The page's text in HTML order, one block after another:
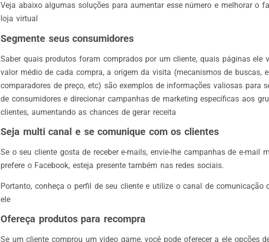
Veja abaixo algumas soluções para aumentar esse número e melhorar o
loja virtual
Segmente seus consumidores
Saber quais produtos foram comprados por um cliente, quais páginas ele
valor médio de cada compra, a origem da visita (mecanismos de buscas,
comparadores de preço, etc) são exemplos de informações valiosas para
de consumidores e direcionar campanhas de marketing específicas aos
clientes, aumentando as chances de gerar receita
Seja multi canal e se comunique com os clientes
Se o seu cliente gosta de receber e-mails, envie-lhe campanhas de e-mail
prefere o Facebook, esteja presente também nas redes sociais.
Portanto, conheça o perfil de seu cliente e utilize o canal de comunicação
ele
Ofereça produtos para recompra
Se um cliente comprou um video game, você pode oferecer a ele opções